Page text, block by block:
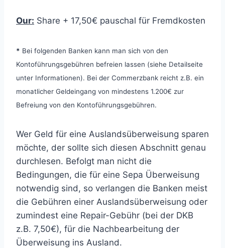
Our: Share + 17,50€ pauschal für Fremdkosten
* Bei folgenden Banken kann man sich von den
Kontoführungsgebühren befreien lassen (siehe Detailseite
unter Informationen). Bei der Commerzbank reicht z.B. ein
monatlicher Geldeingang von mindestens 1.200€ zur
Befreiung von den Kontoführungsgebühren.
Wer Geld für eine Auslandsüberweisung sparen
möchte, der sollte sich diesen Abschnitt genau
durchlesen. Befolgt man nicht die
Bedingungen, die für eine Sepa Überweisung
notwendig sind, so verlangen die Banken meist
die Gebühren einer Auslandsüberweisung oder
zumindest eine Repair-Gebühr (bei der DKB
z.B. 7,50€), für die Nachbearbeitung der
Überweisung ins Ausland.